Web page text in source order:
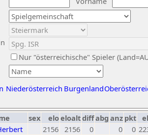
Nur "österreichische" Spieler
Niederösterreich Burgenland
sex eloeloaltdiffabg anz pkt
2156 2156 0 0 0